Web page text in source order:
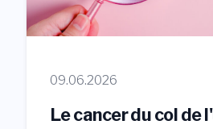
09.06.2026
Le cancer du col de